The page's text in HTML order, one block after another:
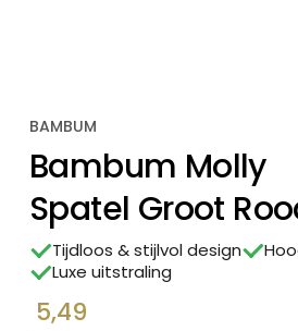
BAMBUM
Bambum Molly
Spatel Groot
Tijdloos & stijlvol design
Luxe uitstraling
5,49